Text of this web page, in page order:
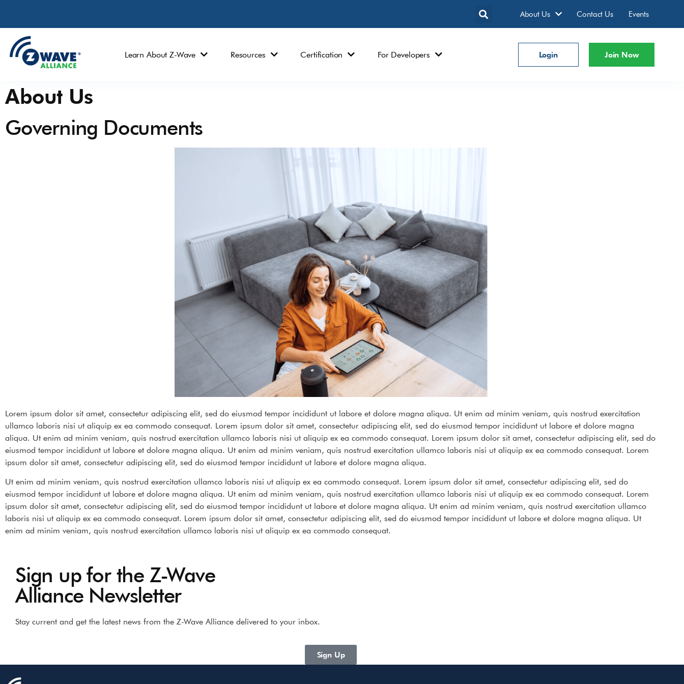
About Us Contact Us Events
Learn About Z-Wave Resources Certification For Developers Login Join Now
About Us
Governing Documents
Lorem ipsum dolor sit amet, consectetur adipiscing elit, sed do eiusmod tempor incididunt ut labore et dolore magna aliqua. Ut enim ad minim veniam, quis nostrud exercitation
ullamco laboris nisi ut aliquip ex ea commodo consequat. Lorem ipsum dolor sit amet, consectetur adipiscing elit, sed do eiusmod tempor incididunt ut labore et dolore magna
aliqua. Ut enim ad minim veniam, quis nostrud exercitation ullamco laboris nisi ut aliquip ex ea commodo consequat. Lorem ipsum dolor sit amet, consectetur adipiscing elit, sed do
eiusmod tempor incididunt ut labore et dolore magna aliqua. Ut enim ad minim veniam, quis nostrud exercitation ullamco laboris nisi ut aliquip ex ea commodo consequat. Lorem
ipsum dolor sit amet, consectetur adipiscing elit, sed do eiusmod tempor incididunt ut labore et dolore magna aliqua.
Ut enim ad minim veniam, quis nostrud exercitation ullamco laboris nisi ut aliquip ex ea commodo consequat. Lorem ipsum dolor sit amet, consectetur adipiscing elit, sed do
eiusmod tempor incididunt ut labore et dolore magna aliqua. Ut enim ad minim veniam, quis nostrud exercitation ullamco laboris nisi ut aliquip ex ea commodo consequat. Lorem
ipsum dolor sit amet, consectetur adipiscing elit, sed do eiusmod tempor incididunt ut labore et dolore magna aliqua. Ut enim ad minim veniam, quis nostrud exercitation ullamco
laboris nisi ut aliquip ex ea commodo consequat. Lorem ipsum dolor sit amet, consectetur adipiscing elit, sed do eiusmod tempor incididunt ut labore et dolore magna aliqua. Ut
enim ad minim veniam, quis nostrud exercitation ullamco laboris nisi ut aliquip ex ea commodo consequat.
Sign up for the Z-Wave
Alliance Newsletter
Stay current and get the latest news from the Z-Wave Alliance delivered to your inbox.
Sign Up